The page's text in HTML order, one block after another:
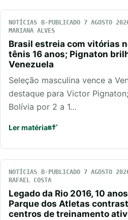
NOTÍCIAS PUBLICADO 7 AGOSTO
MARIANA ALVES
Brasil estreia com vitórias
tênis 16 anos; Pignaton
Venezuela
Seleção masculina vence a
destaque para Victor
Bolívia por 2 a 1…
Ler matéria
NOTÍCIAS PUBLICADO 7 AGOSTO
RAFAEL COSTA
Legado da Rio 2016, 10
Parque dos Atletas
centros de treinamento